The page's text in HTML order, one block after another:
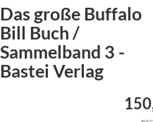
Das große Buffalo
Bill Buch /
Sammelband 3 -
Bastei Verlag